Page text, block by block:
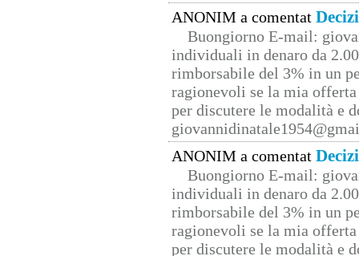
ANONIM a comentat
Buongiorno E-mail:
individuali in denaro da
rimborsabile del 3% in un
ragionevoli se la mia
per discutere le modalità e
ANONIM a comentat
Buongiorno E-mail:
individuali in denaro da
rimborsabile del 3% in un
ragionevoli se la mia
per discutere le modalità e